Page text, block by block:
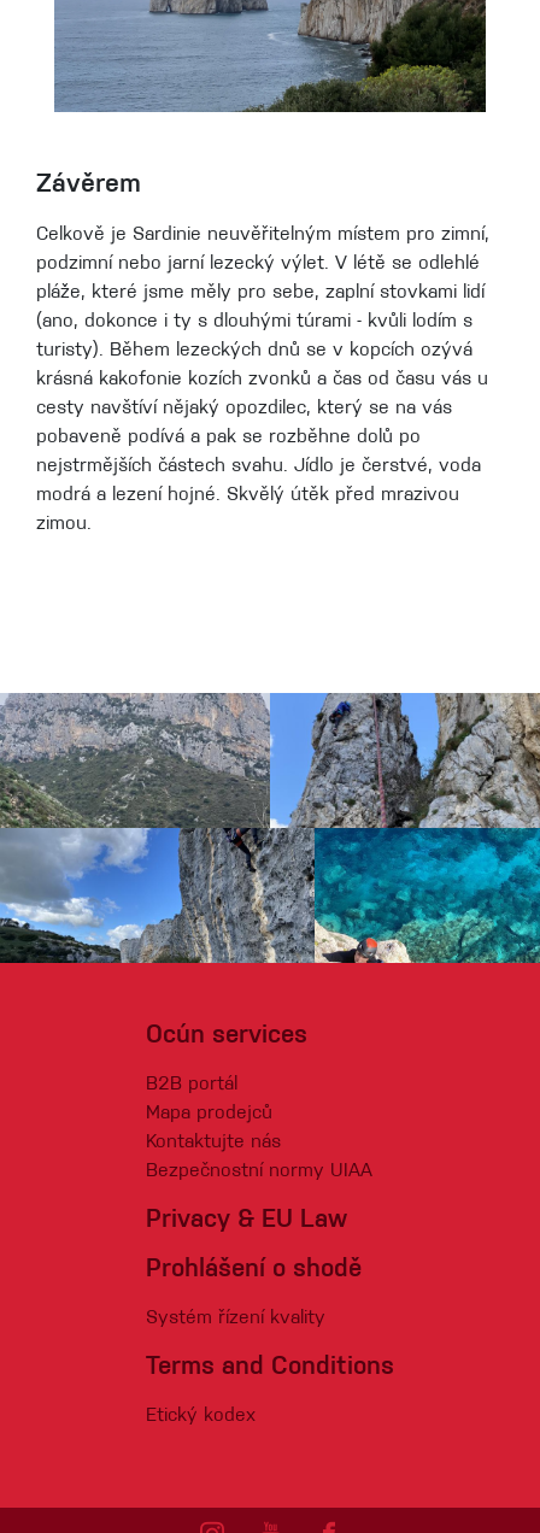
Závěrem
Celkově je Sardinie neuvěřitelným místem pro zimní,
podzimní nebo jarní lezecký výlet. V létě se odlehlé
pláže, které jsme měly pro sebe, zaplní stovkami lidí
(ano, dokonce i ty s dlouhými túrami - kvůli lodím s
turisty). Během lezeckých dnů se v kopcích ozývá
krásná kakofonie kozích zvonků a čas od času vás u
cesty navštíví nějaký opozdilec, který se na vás
pobaveně podívá a pak se rozběhne dolů po
nejstrmějších částech svahu. Jídlo je čerstvé, voda
modrá a lezení hojné. Skvělý útěk před mrazivou
zimou.
Ocún services
B2B portál
Mapa prodejců
Kontaktujte nás
Bezpečnostní normy UIAA
Privacy & EU Law
Prohlášení o shodě
Systém řízení kvality
Terms and Conditions
Etický kodex